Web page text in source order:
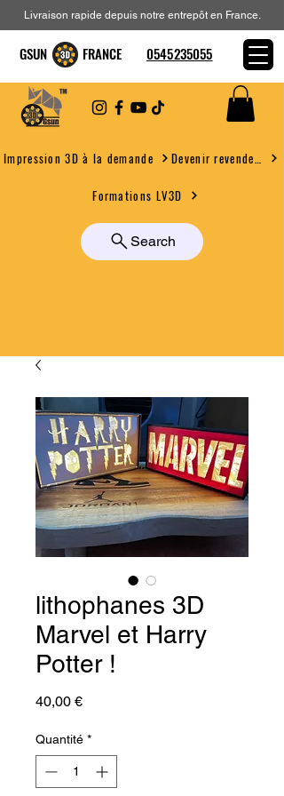
Impression 3D à la demande
Formations LV3D
Search
Livraison rapide depuis notre entrepôt en France.
GSUN FRANCE 0545235055
lithophanes 3D
Marvel et Harry
Potter !
40,00 €Prix
Quantité *